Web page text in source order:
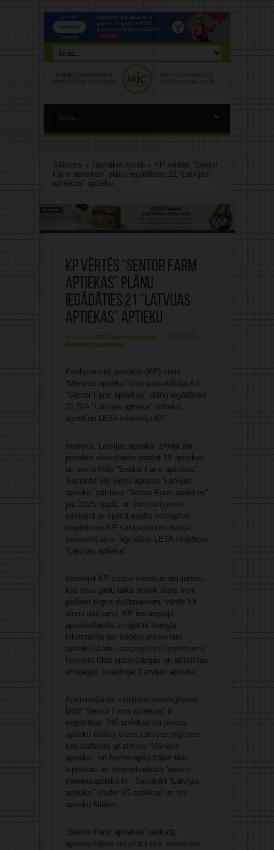
Sākums » Jaunākie raksti » KP vērtēs “Sentor
Farm aptiekas” plānu iegādāties 21 “Latvijas
aptiekas” aptieku
KP vērtēs “Sentor Farm
aptiekas” plānu
iegādāties 21 “Latvijas
aptiekas” aptieku
MIC Administrācija
Rakstīt komentāru
Konkurences padome (KP) vērtē
“Mēness aptieku” tīkla pārvaldītāja AS
“Sentor Farm aptiekas” plānu iegādāties
21 SIA “Latvijas aptieka” aptieku,
aģentūru LETA informēja KP.
Iepriekš “Latvijas aptieka” ziņoja par
panākto vienošanos pārdot 19 aptiekas
un vienu filiāli “Sentor Farm aptiekas”.
Savukārt vēl vienu aptieku “Latvijas
aptieka” pārdeva “Sentor Farm aptiekas”
jau 2025. gadā, un šim darījumam
saskaņā ar spēkā esošo normatīvo
regulējumu KP saskaņojums nebija
nepieciešams, aģentūrai LETA skaidroja
“Latvijas aptieka”.
Ievērojot KP praksi vairākus darījumus,
kas divu gadu laikā notiek starp tiem
pašiem tirgus dalībniekiem, vērtēt kā
vienu darījumu, KP iesniegtajā
apvienošanās ziņojumā sniegta
informācija par kopējo atsavināto
aptieku skaitu, atspoguļojot uzņēmuma
īstenoto tīkla optimizācijas un attīstības
stratēģiju, skaidroja “Latvijas aptieka”.
Apvienošanās ziņojuma iesniegšanas
brīdī “Sentor Farm aptiekas” ir
reģistrētas 248 aptiekas un piecas
aptieku filiāles visos Latvijas reģionos,
kas darbojas ar zīmolu “Mēness
aptieka”, un bezrecepšu zāles tiek
izplatītas arī internetveikalā “www.e-
menessaptieka.lv”. Savukārt “Latvijas
aptiekai” pieder 65 aptiekas un trīs
aptieku filiāles.
“Sentor Farm aptiekas” ieskatā,
apvienošanās rezultātā tiks ietekmēts